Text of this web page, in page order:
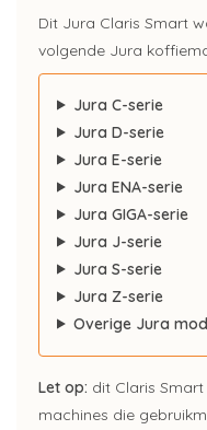
Dit Jura Claris Smart
volgende Jura
Jura C-serie
Jura D-serie
Jura E-serie
Jura ENA-serie
Jura GIGA-serie
Jura J-serie
Jura S-serie
Jura Z-serie
Overige Jura
Let op: dit Claris
machines die